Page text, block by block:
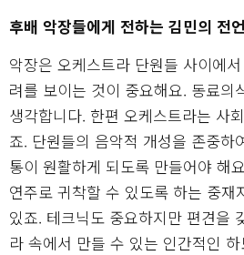
후배 악장들에게 전하는 김민의 전언
악장은 오케스트라 단원들 사이에
려를 보이는 것이 중요해요. 동료의
생각합니다. 한편 오케스트라는 사
죠. 단원들의 음악적 개성을 존중하
통이 원활하게 되도록 만들어야 해
연주로 귀착할 수 있도록 하는 중재
있죠. 테크닉도 중요하지만 편견을
라 속에서 만들 수 있는 인간적인